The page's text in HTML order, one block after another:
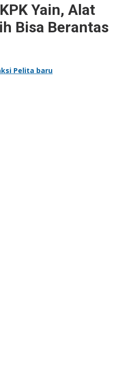
Yain, Alat
Bisa Berantas
Pelita baru